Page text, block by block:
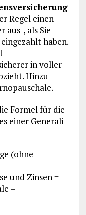
Regel einen
aus-, als Sie
haben.
in voller
Hinzu
Formel für die
einer Generali
(ohne
und Zinsen =
=